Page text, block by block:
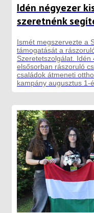
Idén négyezer
szeretnénk
Ismét megszervezte a
támogatását a
Szeretetszolgálat.
elsősorban rászoruló
családok átmeneti
kampány augusztus 1-